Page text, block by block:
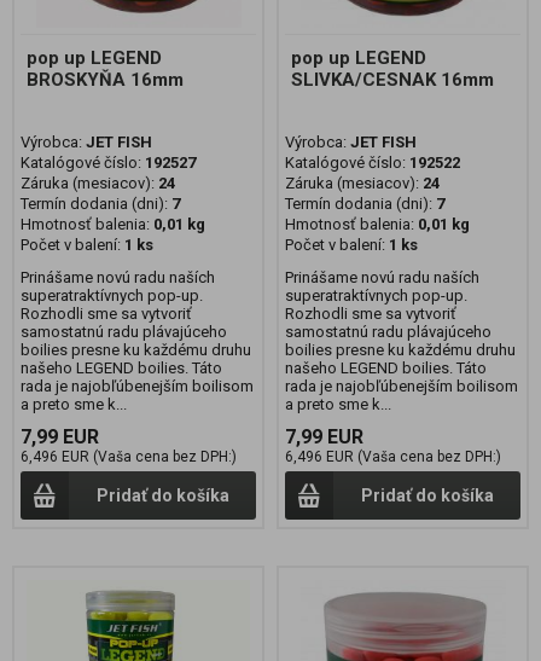
pop up LEGEND
BROSKYŇA 16mm
Výrobca: JET FISH
Katalógové číslo: 192527
Záruka (mesiacov): 24
Termín dodania (dni): 7
Hmotnosť balenia: 0,01 kg
Počet v balení: 1 ks
Prinášame novú radu naších
superatraktívnych pop-up.
Rozhodli sme sa vytvoriť
samostatnú radu plávajúceho
boilies presne ku každému druhu
našeho LEGEND boilies. Táto
rada je najobľúbenejším boilisom
a preto sme k...
7,99 EUR
6,496 EUR (Vaša cena bez DPH:)
Pridať do košíka
pop up LEGEND
SLIVKA/CESNAK 16mm
Výrobca: JET FISH
Katalógové číslo: 192522
Záruka (mesiacov): 24
Termín dodania (dni): 7
Hmotnosť balenia: 0,01 kg
Počet v balení: 1 ks
Prinášame novú radu naších
superatraktívnych pop-up.
Rozhodli sme sa vytvoriť
samostatnú radu plávajúceho
boilies presne ku každému druhu
našeho LEGEND boilies. Táto
rada je najobľúbenejším boilisom
a preto sme k...
7,99 EUR
6,496 EUR (Vaša cena bez DPH:)
Pridať do košíka